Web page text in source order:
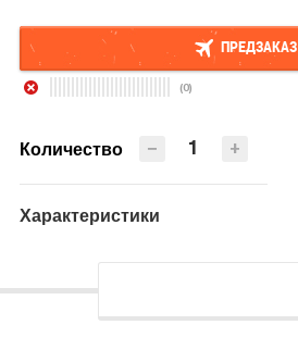
ПРЕДЗАКАЗ
(0)
Количество +
−
Характеристики